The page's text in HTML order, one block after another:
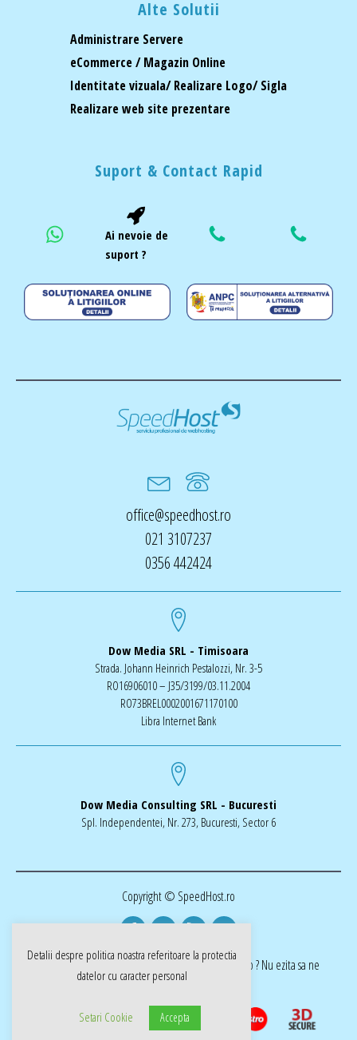
Alte Solutii
Administrare Servere
eCommerce / Magazin Online
Identitate vizuala/ Realizare Logo/ Sigla
Realizare web site prezentare
Suport & Contact Rapid
Ai nevoie de
suport ?
office@speedhost.ro
021 3107237
0356 442424
Dow Media SRL - Timisoara
Strada. Johann Heinrich Pestalozzi, Nr. 3-5
RO16906010 – J35/3199/03.11.2004
RO73BREL0002001671170100
Libra Internet Bank
Dow Media Consulting SRL - Bucuresti
Spl. Independentei, Nr. 273, Bucuresti, Sector 6
Copyright © SpeedHost.ro
realizat de Dow Media | ai nevoie de o pagina web ? Nu ezita sa ne
cotactati dow-media.ro
Detalii despre politica noastra referitoare la protectia
datelor cu caracter personal
Setari Cookie Accepta